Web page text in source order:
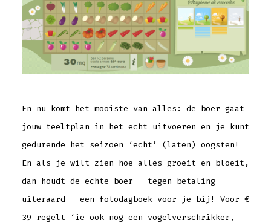
En nu komt het mooiste van alles: de boer gaat
jouw teeltplan in het echt uitvoeren en je kunt
gedurende het seizoen ‘echt’ (laten) oogsten!
En als je wilt zien hoe alles groeit en bloeit,
dan houdt de echte boer – tegen betaling
uiteraard – een fotodagboek voor je bij! Voor €
39 regelt ‘ie ook nog een vogelverschrikker,